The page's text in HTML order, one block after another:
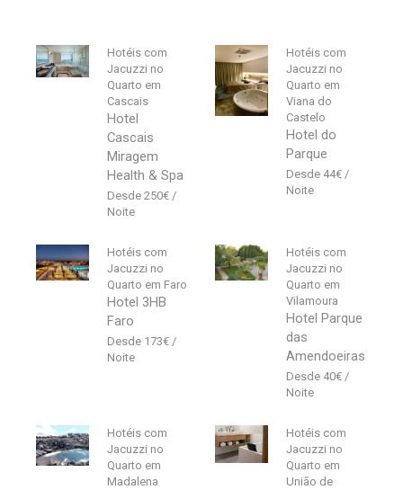
Hotéis com
Jacuzzi no
Quarto em
Cascais
Hotel
Cascais
Miragem
Health & Spa
250€
Hotéis com
Jacuzzi no
Quarto em
Viana do
Castelo
Hotel do
Parque
44€
Hotéis com
Jacuzzi no
Quarto em Faro
Hotel 3HB
Faro
173€
Hotéis com
Jacuzzi no
Quarto em
Vilamoura
Hotel Parque
das
Amendoeiras
40€
Hotéis com
Jacuzzi no
Quarto em
Madalena
Hotéis com
Jacuzzi no
Quarto em
União de